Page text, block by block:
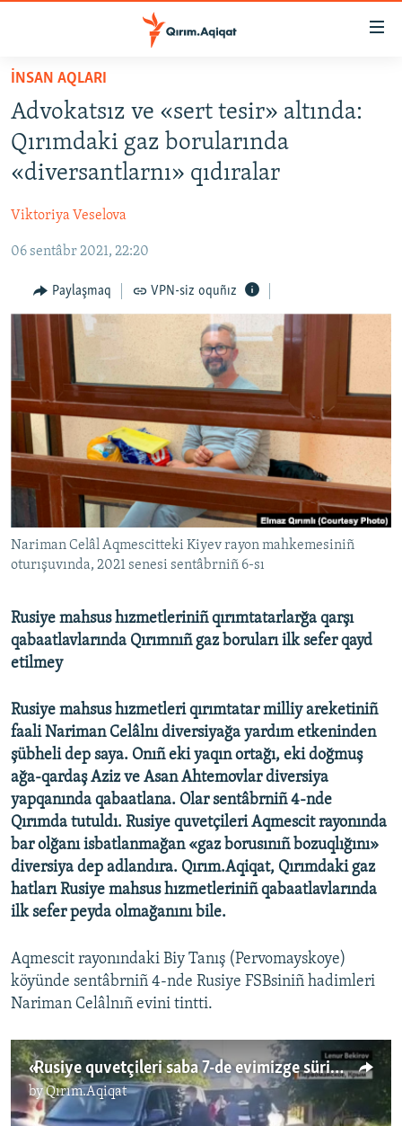
Esas
qaytmaq
Baş
navigatsiyağa
qaytmaq
Qıdıruvğa
qaytmaq
HABERLER
İQTİSADİYAT
MEDENİYET
İNSAN AQLARI
VİDEO
SÜRET
BLOGLAR
FİKİR
Русский
Українською
QOŞULIÑIZ!
İNSAN AQLARI
Advokatsız ve «sert tesir» altında:
Qırımdaki gaz borularında
«diversantlarnı» qıdıralar
Viktoriya Veselova
06 sentâbr 2021, 22:20
Paylaşmaq VPN-siz oquñız
Nariman Celâl Aqmescitteki Kiyev rayon mahkemesiniñ
oturışuvında, 2021 senesi sentâbrniñ 6-sı
Rusiye mahsus hızmetleriniñ qırımtatarlarğa qarşı
qabaatlavlarında Qırımnıñ gaz boruları ilk sefer qayd
etilmey
Rusiye mahsus hızmetleri qırımtatar milliy areketiniñ
faali Nariman Celâlnı diversiyağa yardım etkeninden
şübheli dep saya. Onıñ eki yaqın ortağı, eki doğmuş
ağa-qardaş Aziz ve Asan Ahtemovlar diversiya
yapqanında qabaatlana. Olar sentâbrniñ 4-nde
Qırımda tutuldı. Rusiye quvetçileri Aqmescit rayonında
bar olğanı isbatlanmağan «gaz borusınıñ bozuqlığını»
diversiya dep adlandıra. Qırım.Aqiqat, Qırımdaki gaz
hatları Rusiye mahsus hızmetleriniñ qabaatlavlarında
ilk sefer peyda olmağanını bile.
Aqmescit rayonındaki Biy Tanış (Pervomayskoye)
köyünde sentâbrniñ 4-nde Rusiye FSBsiniñ hadimleri
Nariman Celâlnıñ evini tintti.
«Rusiye quvetçileri saba 7-de evimizge sürip kirdi»: Nariman Celâlnıñ ömür arqadaşı tafsilâtlarnı aydınlattı
byQırım.Aqiqat